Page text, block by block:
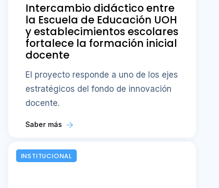
Intercambio didáctico entre
la Escuela de Educación UOH
y establecimientos escolares
fortalece la formación inicial
docente
El proyecto responde a uno de los ejes
estratégicos del fondo de innovación
docente.
Saber más
INSTITUCIONAL